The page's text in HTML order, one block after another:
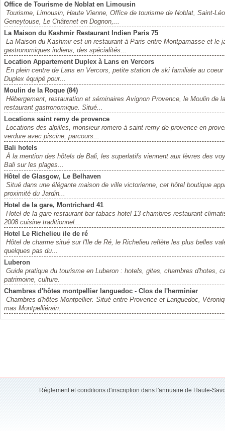
Office de Tourisme de Noblat en Limousin
Tourisme, Limousin, Haute Vienne, Office de tourisme de Noblat, Saint-
Geneytouse, Le Châtenet en Dognon,...
La Maison du Kashmir Restaurant Indien Paris 75
La Maison du Kashmir est un restaurant à Paris entre Montparnasse et le
gastronomiques indiens, des spécialités...
Location Appartement Duplex à Lans en Vercors
En plein centre de Lans en Vercors, petite station de ski familiale au
Duplex équipé pour...
Moulin de la Roque (84)
Hébergement, restauration et séminaires Avignon Provence, le Moulin de
restaurant gastronomique. Situé...
Locations saint remy de provence
Locations des alpilles, monsieur romero à saint remy de provence en
verdure avec piscine, parcours...
Bali hotels
À la mention des hôtels de Bali, les superlatifs viennent aux lèvres des
Bali sur les plages...
Hôtel de Glasgow, Le Belhaven
Situé dans une élégante maison de ville victorienne, cet hôtel boutique
proximité du Jardin...
Hotel de la gare, Montrichard 41
Hotel de la gare restaurant bar tabacs hotel 13 chambres restaurant
2008 cuisine traditionnel...
Hotel Le Richelieu ile de ré
Hôtel de charme situé sur l'Ile de Ré, le Richelieu reflète les plus belles
quelques pas du...
Luberon
Guide pratique du tourisme en Luberon : hotels, gites, chambres d'hotes,
patrimoine, culture.
Chambres d'hôtes montpellier languedoc - Clos de l'herminier
Chambres d'hôtes Montpellier. Situé entre Provence et Languedoc,
mas Montpelliérain.
Réglement et conditions d'inscription dans l'annuaire de Haute-